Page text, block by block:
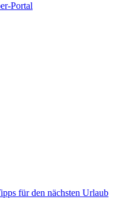
Portal
für den nächsten Urlaub